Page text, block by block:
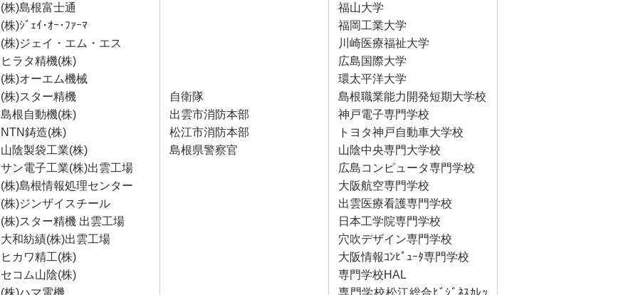
(株)島根富士通
(株)ｼﾞｪｲ･ｵｰ･ﾌｧｰﾏ
(株)ジェイ・エム・エス
ヒラタ精機(株)
(株)オーエム機械
(株)スター精機
島根自動機(株)
NTN鋳造(株)
山陰製袋工業(株)
サン電子工業(株)出雲工場
(株)島根情報処理センター
(株)ジンザイスチール
(株)スター精機 出雲工場
大和紡績(株)出雲工場
ヒカワ精工(株)
セコム山陰(株)
(株)ハマ電機
自衛隊
出雲市消防本部
松江市消防本部
島根県警察官
福山大学
福岡工業大学
川崎医療福祉大学
広島国際大学
環太平洋大学
島根職業能力開発短期大学校
神戸電子専門学校
トヨタ神戸自動車大学校
山陰中央専門大学校
広島コンピュータ専門学校
大阪航空専門学校
出雲医療看護専門学校
日本工学院専門学校
穴吹デザイン専門学校
大阪情報ｺﾝﾋﾟｭｰﾀ専門学校
専門学校HAL
専門学校松江総合ﾋﾞｼﾞﾈｽｶﾚｯ